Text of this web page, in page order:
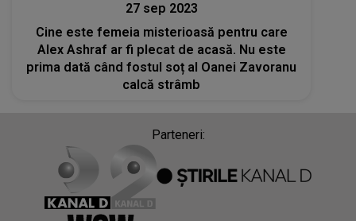
27 sep 2023
Cine este femeia misterioasă pentru care
Alex Ashraf ar fi plecat de acasă. Nu este
prima dată când fostul soț al Oanei Zavoranu
calcă strâmb
Parteneri: